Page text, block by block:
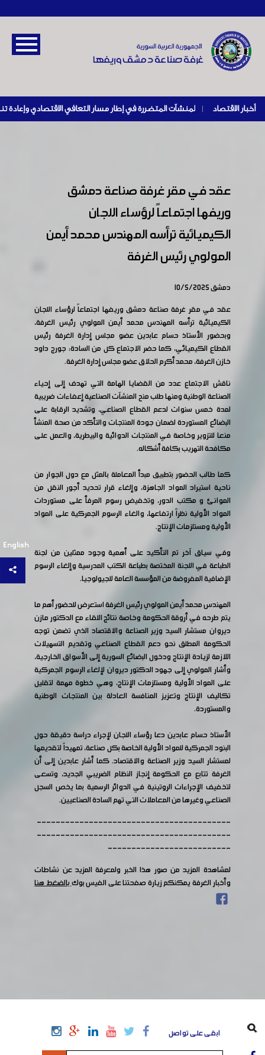
أخبار الاقتصاد |
English
عقد في مقر غرفة صناعة دمشق
وريفها اجتماعاً لرؤساء اللجان
الكيميائية ترأسه المهندس محمد أيمن
المولوي رئيس الغرفة
دمشق 10/5/2025
عقد في مقر غرفة صناعة دمشق وريفها اجتماعاً لرؤساء اللجان
الكيميائية ترأسه المهندس محمد أيمن المولوي رئيس الغرفة،
وبحضور الأستاذ حسام عابدين عضو مجلس إدارة الغرفة رئيس
القطاع الكيميائي، كما حضر الاجتماع كل من السادة: جورج داود
خازن الغرفة، محمد أكرم الحلاق عضو مجلس إدارة الغرفة.
ناقش الاجتماع عدد من القضايا الهامة التي تهدف إلى إحياء
الصناعة الوطنية ومنها طلب منح المنشآت الصناعية إعفاءات ضريبية
لمدة خمس سنوات لدعم القطاع الصناعي، وتشديد الرقابة على
البضائع المستوردة لضمان جودة المنتجات والتأكد من صحة المنشأ
منعا للتزوير وخاصة في المنتجات الدوائية والبيطرية، والعمل على
مكافحة التهريب بكافة أشكاله.
كما طالب الحضور بتطبيق مبدأ المعاملة بالمثل مع دول الجوار من
ناحية استيراد المواد الجاهزة، وإلغاء قرار تحديد أجور النقل من
الموانئ و مكتب الدور، وتخفيض رسوم المرفأ على مستوردات
المواد الأولية نظراً ارتفاعها، والغاء الرسوم الجمركية على المواد
الأولية ومستلزمات الإنتاج.
وفي سياق آخر تم التأكيد على أهمية وجود ممثلين من لجنة
الطباعة في اللجنة المختصة بطباعة الكتب المدرسية وإلغاء الرسوم
الإضافية المفروضة من المؤسسة العامة للجيولوجيا.
المهندس محمد أيمن المولوي رئيس الغرفة استعرض للحضور أهم ما
يتم طرحه في أروقة الحكومة وخاصة نتائج اللقاء مع الدكتور مازن
ديروان مستشار السيد وزير الصناعة والاقتصاد الذي تضمن توجه
الحكومة المطلق نحو دعم القطاع الصناعي وتقديم التسهيلات
اللازمة لزيادة الإنتاج ودخول البضائع السورية إلى الأسواق الخارجية،
وأشار المولوي إلى جهود الدكتور ديروان لإلغاء الرسوم الجمركية
على المواد الأولية ومستلزمات الإنتاج، وهي خطوة مهمة لتقليل
تكاليف الإنتاج وتعزيز المنافسة العادلة بين المنتجات الوطنية
والمستوردة.
الأستاذ حسام عابدين دعا رؤساء اللجان لإجراء دراسة دقيقة حول
البنود الجمركية للمواد الأولية الخاصة بكل صناعة، تمهيداً لتقديمها
لمستشار السيد وزير الصناعة والاقتصاد. كما أشار عابدين إلى أن
الغرفة تتابع مع الحكومة إنجاز النظام الضريبي الجديد، وتسعى
لتخفيف الإجراءات الروتينية في الدوائر الرسمية بما يخص السجل
الصناعي وغيرها من المعاملات التي تهم السادة الصناعيين.
-----------------------------------------
-----------------------------------------
--------------------------
لمشاهدة المزيد من صور هذا الخبر ولمعرفة المزيد عن نشاطات
وأخبار الغرفة يمكنكم زيارة صفحتنا على الفيس بوكبالضغط هنا
ابقى على تواصل